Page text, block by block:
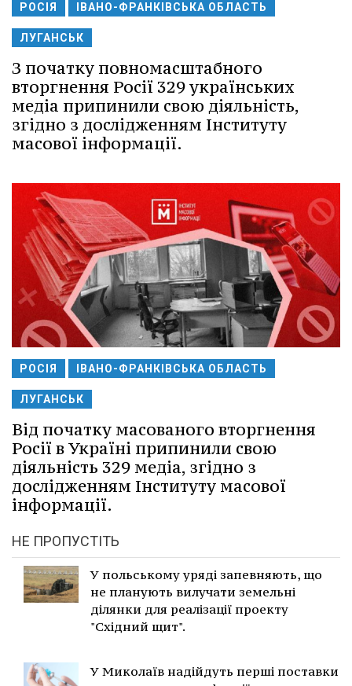
РОСІЯ ІВАНО-ФРАНКІВСЬКА ОБЛАСТЬ
ЛУГАНСЬК
З початку повномасштабного
вторгнення Росії 329 українських
медіа припинили свою діяльність,
згідно з дослідженням Інституту
масової інформації.
РОСІЯ ІВАНО-ФРАНКІВСЬКА ОБЛАСТЬ
ЛУГАНСЬК
Від початку масованого вторгнення
Росії в Україні припинили свою
діяльність 329 медіа, згідно з
дослідженням Інституту масової
інформації.
НЕ ПРОПУСТІТЬ
У польському уряді запевняють, що
не планують вилучати земельні
ділянки для реалізації проекту
"Східний щит".
У Миколаїв надійдуть перші поставки